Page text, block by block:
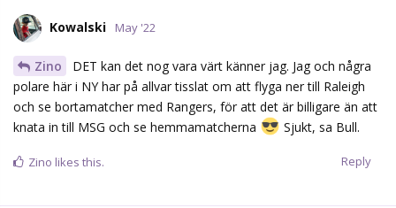
Kowalski May '22
Zino
DET kan det nog vara värt känner jag. Jag och några
polare här i NY har på allvar tisslat om att flyga ner till Raleigh
och se bortamatcher med Rangers, för att det är billigare än att
knata in till MSG och se hemmamatcherna
Sjukt, sa Bull.
Reply
Zino likes this.